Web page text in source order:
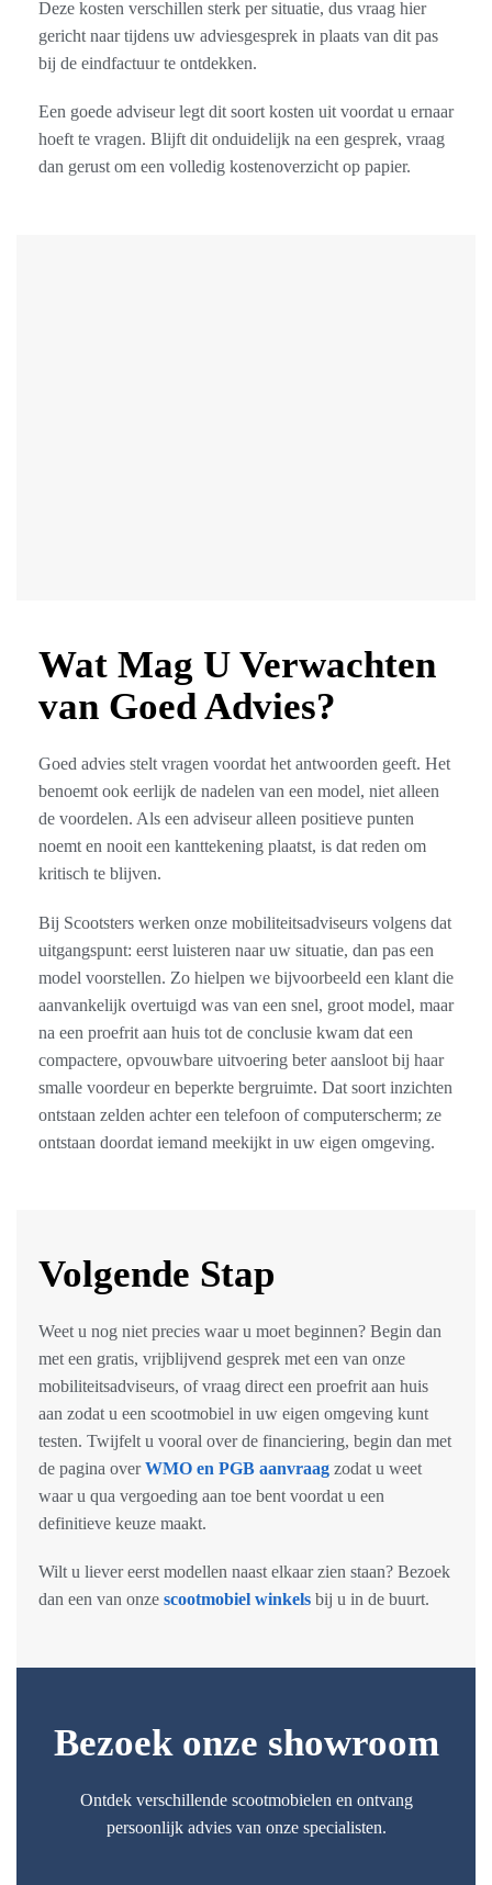
Deze kosten verschillen sterk per situatie, dus vraag hier
gericht naar tijdens uw adviesgesprek in plaats van dit pas
bij de eindfactuur te ontdekken.
Een goede adviseur legt dit soort kosten uit voordat u ernaar
hoeft te vragen. Blijft dit onduidelijk na een gesprek, vraag
dan gerust om een volledig kostenoverzicht op papier.
Wat Mag U Verwachten
van Goed Advies?
Goed advies stelt vragen voordat het antwoorden geeft. Het
benoemt ook eerlijk de nadelen van een model, niet alleen
de voordelen. Als een adviseur alleen positieve punten
noemt en nooit een kanttekening plaatst, is dat reden om
kritisch te blijven.
Bij Scootsters werken onze mobiliteitsadviseurs volgens dat
uitgangspunt: eerst luisteren naar uw situatie, dan pas een
model voorstellen. Zo hielpen we bijvoorbeeld een klant die
aanvankelijk overtuigd was van een snel, groot model, maar
na een proefrit aan huis tot de conclusie kwam dat een
compactere, opvouwbare uitvoering beter aansloot bij haar
smalle voordeur en beperkte bergruimte. Dat soort inzichten
ontstaan zelden achter een telefoon of computerscherm; ze
ontstaan doordat iemand meekijkt in uw eigen omgeving.
Volgende Stap
Weet u nog niet precies waar u moet beginnen? Begin dan
met een gratis, vrijblijvend gesprek met een van onze
mobiliteitsadviseurs, of vraag direct een proefrit aan huis
aan zodat u een scootmobiel in uw eigen omgeving kunt
testen. Twijfelt u vooral over de financiering, begin dan met
de pagina over WMO en PGB aanvraag zodat u weet
waar u qua vergoeding aan toe bent voordat u een
definitieve keuze maakt.
Wilt u liever eerst modellen naast elkaar zien staan? Bezoek
dan een van onze scootmobiel winkels bij u in de buurt.
Bezoek onze showroom
Ontdek verschillende scootmobielen en ontvang
persoonlijk advies van onze specialisten.